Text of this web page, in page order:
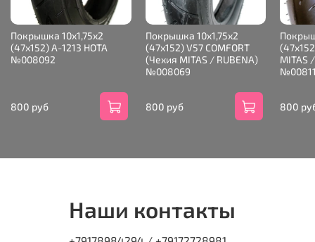
Покрышка 10х1,75х2
(47x152) A-1213 HOTA
№008092
800 руб
Покрышка 10х1,75х2
(47x152) V57 COMFORT
(Чехия МITAS / RUBENA)
№008069
800 руб
МITAS
800
Наши контакты